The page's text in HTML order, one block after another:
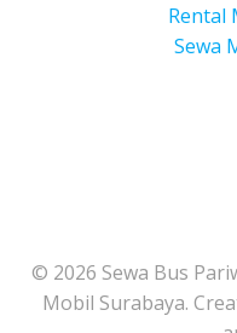
Rental
Sewa
© 2026 Sewa Bus
Mobil Surabaya.